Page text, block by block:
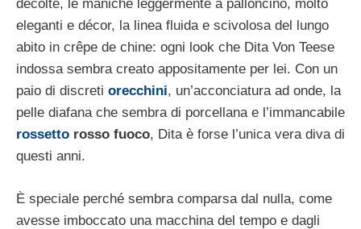
decolté, le maniche leggermente a palloncino, molto
eleganti e décor, la linea fluida e scivolosa del lungo
abito in crêpe de chine: ogni look che Dita Von Teese
indossa sembra creato appositamente per lei. Con un
paio di discreti orecchini, un’acconciatura ad onde, la
pelle diafana che sembra di porcellana e l’immancabile
rossetto rosso fuoco, Dita è forse l’unica vera diva di
questi anni.
È speciale perché sembra comparsa dal nulla, come
avesse imboccato una macchina del tempo e dagli